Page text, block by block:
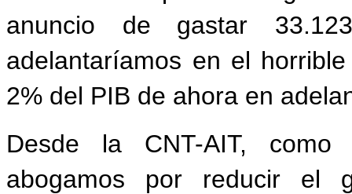
anuncio
de gastar
33.123
adelantaríamos en el
2% del PIB de ahora en
Desde
la CNT-AIT,
como
abogamos
por reducir el